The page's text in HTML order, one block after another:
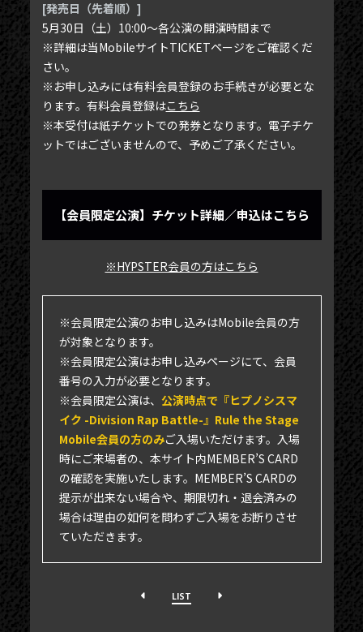
BLOG
MOVIE
SCHEDULE
MAIL MAGAZINE / BIRTHDAY MAIL
MY PAGE
[発売日（先着順）]
5月30日（土）10:00〜各公演の開演時間まで
※詳細は当MobileサイトTICKETページをご確認くだ
さい。
※お申し込みには有料会員登録のお手続きが必要とな
ります。有料会員登録はこちら
※本受付は紙チケットでの発券となります。電子チケ
ットではございませんので、予めご了承ください。
【会員限定公演】チケット詳細／申込はこちら
※HYPSTER会員の方はこちら
※会員限定公演のお申し込みはMobile会員の方
が対象となります。
※会員限定公演はお申し込みページにて、会員
番号の入力が必要となります。
※会員限定公演は、 公演時点で『ヒプノシスマ
イク -Division Rap Battle-』Rule the Stage
Mobile会員の方のみご入場いただけます。入場
時にご来場者の、本サイト内MEMBER’S CARD
の確認を実施いたします。MEMBER’S CARDの
提示が出来ない場合や、期限切れ・退会済みの
場合は理由の如何を問わずご入場をお断りさせ
ていただきます。
LIST